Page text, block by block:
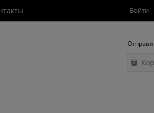
Войти